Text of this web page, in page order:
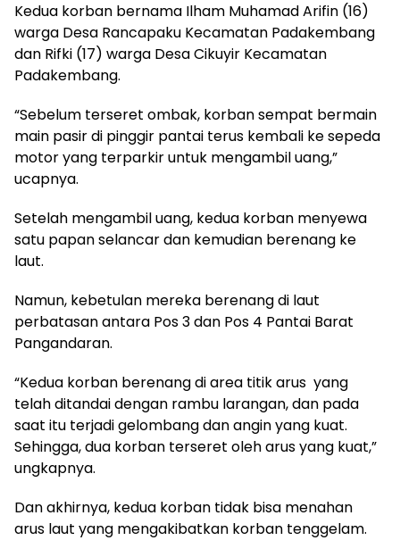
Kedua korban bernama Ilham Muhamad Arifin (16)
warga Desa Rancapaku Kecamatan Padakembang
dan Rifki (17) warga Desa Cikuyir Kecamatan
Padakembang.
“Sebelum terseret ombak, korban sempat bermain
main pasir di pinggir pantai terus kembali ke sepeda
motor yang terparkir untuk mengambil uang,”
ucapnya.
Setelah mengambil uang, kedua korban menyewa
satu papan selancar dan kemudian berenang ke
laut.
Namun, kebetulan mereka berenang di laut
perbatasan antara Pos 3 dan Pos 4 Pantai Barat
Pangandaran.
“Kedua korban berenang di area titik arus yang
telah ditandai dengan rambu larangan, dan pada
saat itu terjadi gelombang dan angin yang kuat.
Sehingga, dua korban terseret oleh arus yang kuat,”
ungkapnya.
Dan akhirnya, kedua korban tidak bisa menahan
arus laut yang mengakibatkan korban tenggelam.